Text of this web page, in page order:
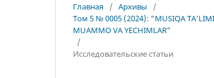
Главная / Архивы
/
Том 5 № 0005 (2024): “MUSIQA TA’LIMI
MUAMMO VA YECHIMLAR”
/
Исследовательские статьи